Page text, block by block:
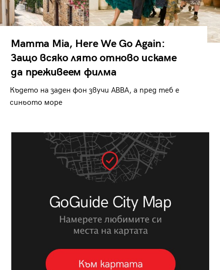
Mamma Mia, Here We Go Again:
Защо всяко лято отново искаме
да преживеем филма
Където на заден фон звучи ABBA, а пред теб е
синьото море